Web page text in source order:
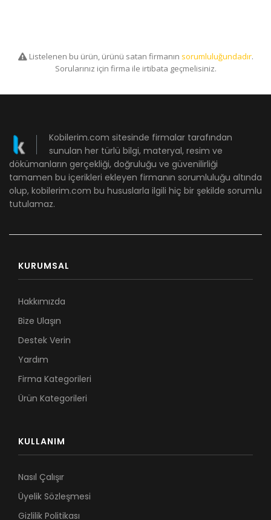
Listelenen bu ürün, ürünü satan firmanın sorumluluğundadır.
Sorularınız için firma ile irtibata geçmelisiniz.
Kobilerim.com sitesinde firmalar tarafından
sunulan her türlü bilgi, materyal, resim ve
dökümanların gerçekliği, doğruluğu ve güvenilirliği
tamamen bu içerikleri ekleyen firmanın sorumluluğu altında
olup, kobilerim.com bu hususlarla ilgili hiç bir şekilde sorumlu
tutulamaz.
KURUMSAL
Hakkımızda
Bize Ulaşın
Destek Verin
Yardım
Firma Kategorileri
Ürün Kategorileri
KULLANIM
Nasıl Çalışır
Üyelik Sözleşmesi
Gizlilik Politikası